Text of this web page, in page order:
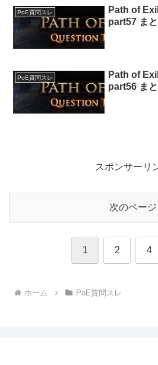
PoE質問スレ
Path of
part57 ま
PoE質問スレ
Path of
part56 ま
スポンサーリ
次のページ
1 2 4
ホーム PoE質問スレ